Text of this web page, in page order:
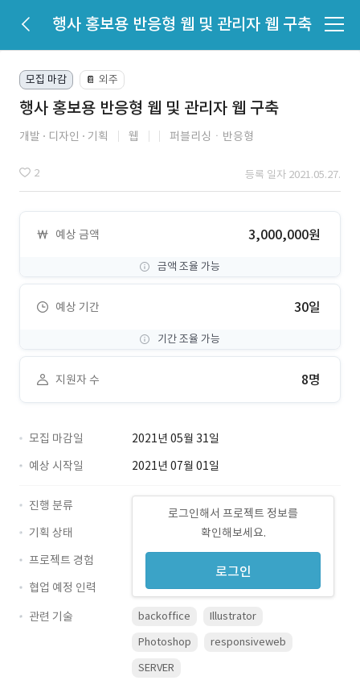
행사 홍보용 반응형 웹 및 관리자 웹 구축
모집 마감 📔 외주
행사 홍보용 반응형 웹 및 관리자 웹 구축
개발 디자인 기획 웹 퍼블리싱ㆍ반응형
2 등록 일자 2021.05.27.
예상 금액 3,000,000원
금액 조율 가능
예상 기간 30일
기간 조율 가능
지원자 수 8명
모집 마감일
2021년 05월 31일
예상 시작일
2021년 07월 01일
로그인해서 프로젝트 정보를
확인해보세요.
로그인
진행 분류
기획 상태
프로젝트 경험
협업 예정 인력
관련 기술
backoffice
Illustrator
Photoshop
responsiveweb
SERVER